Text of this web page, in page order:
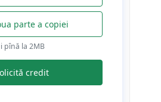
parte a copiei
pînă la 2МB
credit